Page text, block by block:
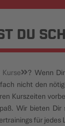
DU
Kurse
? Wenn
nicht den
Kurszeiten
Wir bieten Dir
für jedes